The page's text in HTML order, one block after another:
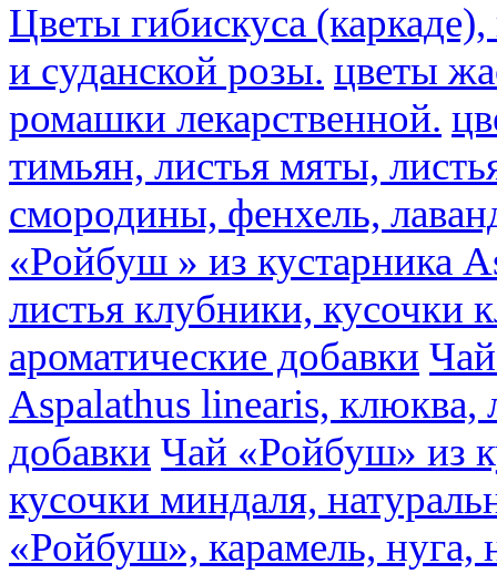
Цветы гибискуса
и суданской розы. цветы
ромашки лекарственной.
тимьян, листья мяты,
смородины, фенхель,
«Ройбуш » из кустарника
листья клубники, кусочки
ароматические добавки
Aspalathus linearis, клюква,
добавки Чай «Ройбуш» из
кусочки миндаля,
«Ройбуш», карамель, нуга,